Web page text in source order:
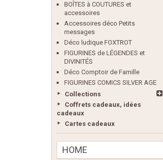
BOÎTES à COUTURES et
accessoires
Accessoires déco Petits
messages
Déco ludique FOXTROT
FIGURINES de LÉGENDES et
DIVINITÉS
Déco Comptoir de Famille
FIGURINES COMICS SILVER AGE
Collections
Coffrets cadeaux, idées
cadeaux
Cartes cadeaux
HOME